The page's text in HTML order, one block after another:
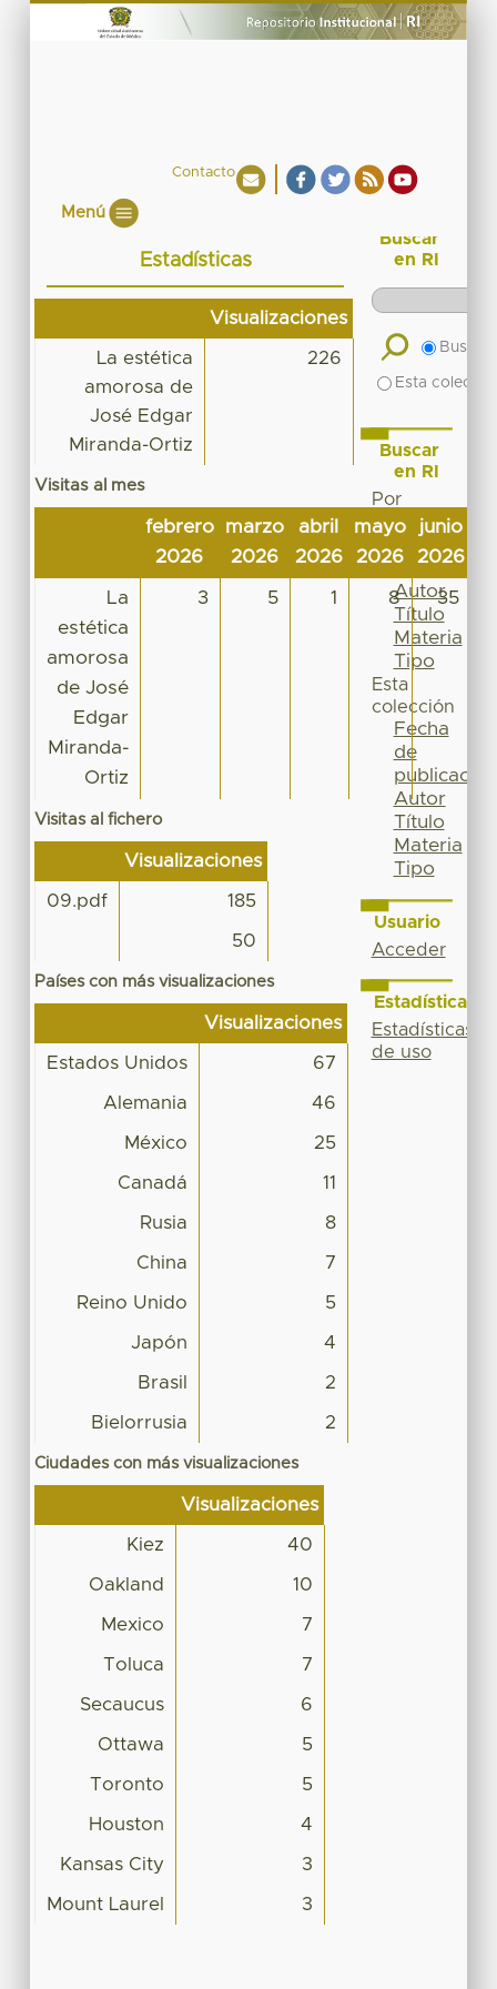
Contacto
Menú
Estadísticas
Visualizaciones
La estética
amorosa de
José Edgar
Miranda-Ortiz
226
Visitas al mes
febrero
2026
marzo
2026
abril
2026
mayo
2026
junio
2026
La
estética
amorosa
de José
Edgar
Miranda-
Ortiz
3 5 1 8 35
Visitas al fichero
Visualizaciones
09.pdf 185
50
Países con más visualizaciones
Visualizaciones
Estados Unidos 67
Alemania 46
México 25
Canadá 11
Rusia 8
China 7
Reino Unido 5
Japón 4
Brasil 2
Bielorrusia 2
Ciudades con más visualizaciones
Visualizaciones
Kiez 40
Oakland 10
Mexico 7
Toluca 7
Secaucus 6
Ottawa 5
Toronto 5
Houston 4
Kansas City 3
Mount Laurel 3
Buscar
en RI
Buscar
Esta
Buscar
en RI
Por
Fecha
de
publicación
Autor
Título
Materia
Tipo
Esta
colección
Fecha
de
publicación
Autor
Título
Materia
Tipo
Usuario
Acceder
Estadísticas
Estadísticas
de uso